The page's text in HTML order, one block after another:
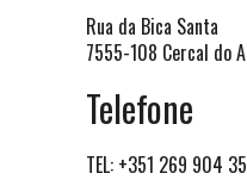
Rua da Bica Santa
7555-108 Cercal do
Telefone
TEL: +351 269 904